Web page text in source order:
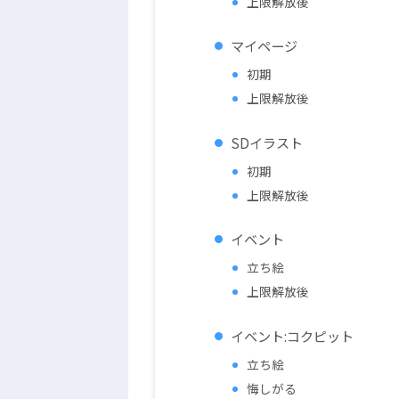
マイページ
初期
上限解放後
SDイラスト
初期
上限解放後
イベント
立ち絵
上限解放後
イベント:コクピット
立ち絵
悔しがる